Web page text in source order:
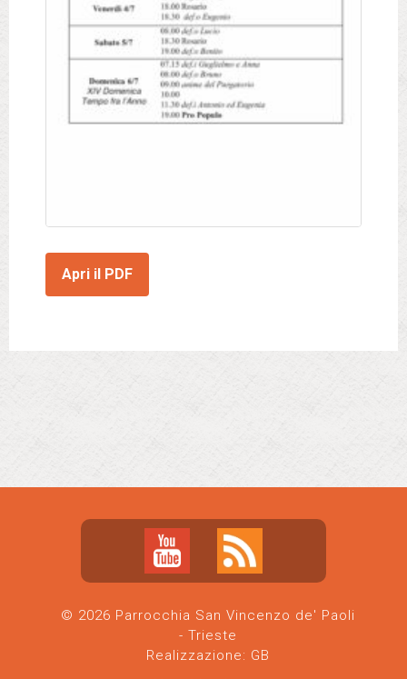
Apri il PDF
© 2026 Parrocchia San Vincenzo de' Paoli
- Trieste
Realizzazione: GB